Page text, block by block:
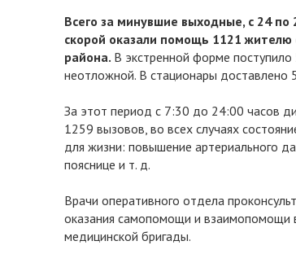
Всего за минувшие выходные, с 24
скорой оказали помощь 1121
района. В экстренной форме
неотложной. В стационары доставлено
За этот период с 7:30 до 24:00 часов
1259 вызовов, во всех случаях
для жизни: повышение артериального
пояснице и т. д.
Врачи оперативного отдела
оказания самопомощи и взаимопомощи
медицинской бригады.